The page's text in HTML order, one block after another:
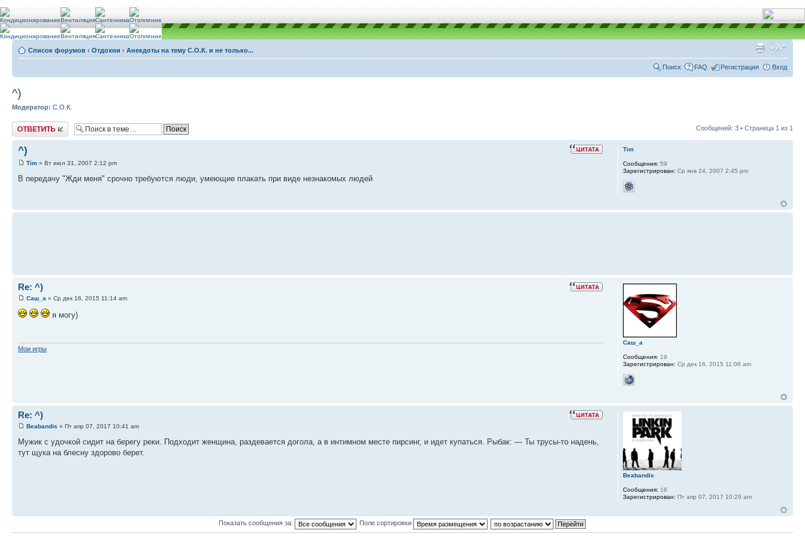
Список форумов ‹ Отдохни ‹ Анекдоты на тему С.О.К. и не только...
Поиск FAQ Регистрация Вход
^)
Модератор: С.О.К.
Ответить Сообщений: 3 • Страница 1 из 1
^)
Tim » Вт июл 31, 2007 2:12 pm
В передачу "Жди меня" срочно требуются люди, умеющие плакать при виде незнакомых людей
Tim
Сообщения: 59
Зарегистрирован: Ср янв 24, 2007 2:45 pm
Re: ^)
Саш_а » Ср дек 16, 2015 11:14 am
я могу)
Мои игры
Саш_а
Сообщения: 19
Зарегистрирован: Ср дек 16, 2015 11:06 am
Re: ^)
Beabandis » Пт апр 07, 2017 10:41 am
Мужик с удочкой сидит на берегу реки. Подходит женщина, раздевается догола, а в интимном месте пирсинг, и идет купаться. Рыбак: — Ты трусы-то надень,
тут щука на блесну здорово берет.
Beabandis
Сообщения: 16
Зарегистрирован: Пт апр 07, 2017 10:29 am
Показать сообщения за: Поле сортировки